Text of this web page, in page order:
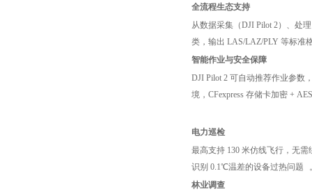
全流程生态支持
从数据采集（DJI Pilot 2）、处
类，输出 LAS/LAZ/PLY 等标准
智能作业与安全保障
DJI Pilot 2 可自动推荐作业参数
境，CFexpress 存储卡加密 +
电力巡检
最高支持 130 米仿线飞行，无
识别 0.1℃温差的设备过热问题
林业调查